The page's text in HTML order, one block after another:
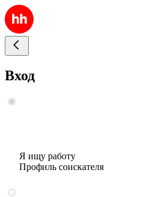
Вход
Я ищу работу
Профиль соискателя